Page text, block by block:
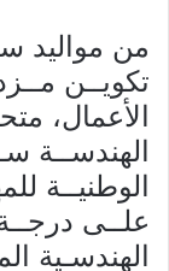
تكويــن
الأعمال،
الوطنيــة
علــى